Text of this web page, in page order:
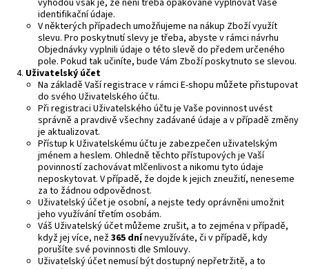
výhodou však je, že není třeba opakovaně vyplňovat Vaše
identifikační údaje.
V některých případech umožňujeme na nákup Zboží využít
slevu. Pro poskytnutí slevy je třeba, abyste v rámci návrhu
Objednávky vyplnili údaje o této slevě do předem určeného
pole. Pokud tak učiníte, bude Vám Zboží poskytnuto se slevou.
Uživatelský účet
Na základě Vaší registrace v rámci E-shopu můžete přistupovat
do svého Uživatelského účtu.
Při registraci Uživatelského účtu je Vaše povinnost uvést
správně a pravdivě všechny zadávané údaje a v případě změny
je aktualizovat.
Přístup k Uživatelskému účtu je zabezpečen uživatelským
jménem a heslem. Ohledně těchto přístupových je Vaší
povinností zachovávat mlčenlivost a nikomu tyto údaje
neposkytovat. V případě, že dojde k jejich zneužití, neneseme
za to žádnou odpovědnost.
Uživatelský účet je osobní, a nejste tedy oprávněni umožnit
jeho využívání třetím osobám.
Váš Uživatelský účet můžeme zrušit, a to zejména v případě,
když jej více, než365 dnínevyužíváte, či v případě, kdy
porušíte své povinnosti dle Smlouvy.
Uživatelský účet nemusí být dostupný nepřetržitě, a to